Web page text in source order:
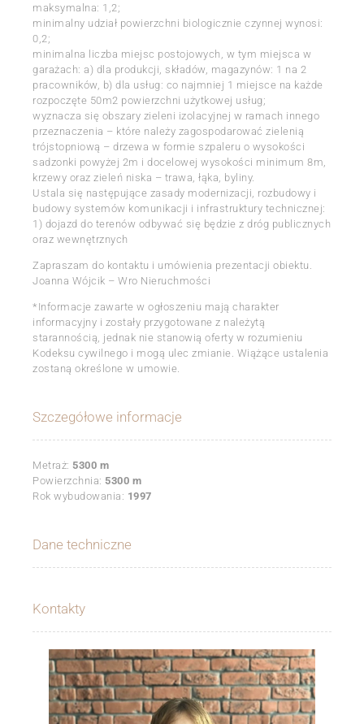
maksymalna: 1,2;
minimalny udział powierzchni biologicznie czynnej wynosi:
0,2;
minimalna liczba miejsc postojowych, w tym miejsca w
garażach: a) dla produkcji, składów, magazynów: 1 na 2
pracowników, b) dla usług: co najmniej 1 miejsce na każde
rozpoczęte 50m2 powierzchni użytkowej usług;
wyznacza się obszary zieleni izolacyjnej w ramach innego
przeznaczenia – które należy zagospodarować zielenią
trójstopniową – drzewa w formie szpaleru o wysokości
sadzonki powyżej 2m i docelowej wysokości minimum 8m,
krzewy oraz zieleń niska – trawa, łąka, byliny.
Ustala się następujące zasady modernizacji, rozbudowy i
budowy systemów komunikacji i infrastruktury technicznej:
1) dojazd do terenów odbywać się będzie z dróg publicznych
oraz wewnętrznych
Zapraszam do kontaktu i umówienia prezentacji obiektu.
Joanna Wójcik – Wro Nieruchmości
*Informacje zawarte w ogłoszeniu mają charakter
informacyjny i zostały przygotowane z należytą
starannością, jednak nie stanowią oferty w rozumieniu
Kodeksu cywilnego i mogą ulec zmianie. Wiążące ustalenia
zostaną określone w umowie.
Szczegółowe informacje
Metraż: 5300 m
Powierzchnia: 5300 m
Rok wybudowania: 1997
Dane techniczne
Kontakty